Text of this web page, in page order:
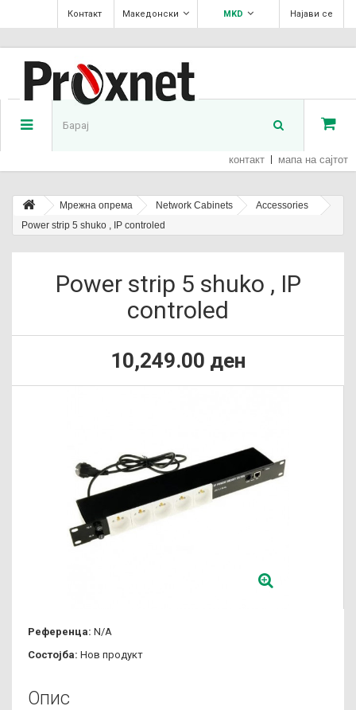
Најави се
MKD
Македонски
Контакт
контакт мапа на сајтот
Мрежна опрема Network Cabinets
Accessories
Power strip 5 shuko , IP controled
Power strip 5 shuko , IP
controled
10,249.00 ден
Референца: N/A
Состојба: Нов продукт
Опис